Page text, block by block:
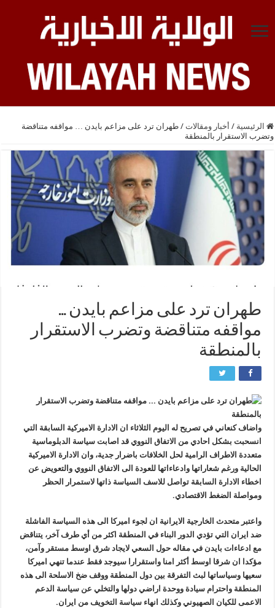
الرئيسية / أخبار ومقالات / طهران ترد على مزاعم بايدن … مواقفه متناقضة
وتضرب الاستقرار بالمنطقة
طهران ترد على مزاعم بايدن …
مواقفه متناقضة وتضرب الاستقرار
بالمنطقة
واضاف كنعاني في تصريح له اليوم الثلاثاء ان الادارة الاميركية السابقة التي
انسحبت بشكل احادي من الاتفاق النووي قد اصابت سياسة الدبلوماسية
متعددة الاطراف الرامية لحل الخلافات باضرار جدية، وان الادارة الاميركية
الحالية ورغم شعاراتها وادعاءاتها للعودة الى الاتفاق النووي والتعويض عن
اخطاء الادارة السابقة تواصل للاسف السياسة ذاتها لاستمرار الحظر
ومواصلة الضغط الاقتصادي.
واعتبر متحدث الخارجية الايرانية ان لجوء اميركا الى هذه السياسة الفاشلة
ضد ايران التي تؤدي الدور البناء في المنطقة اكثر من أي طرف آخر، يتناقض
مع ادعاءات بايدن في مقاله حول السعي لايجاد شرق اوسط مستقر وآمن،
مؤكدا ان شرقا اوسط أكثر امنا واستقرارا سيوجد فقط عندما تنهي اميركا
سعيها وسياساتها لبث التفرقة بين دول المنطقة ووقف ضخ الاسلحة الى هذه
المنطقة واحترام سيادة ووحدة اراضي دولها والتخلي عن سياسة الدعم
الاعمى للكيان الصهيوني وكذلك انهاء سياسة التخويف من ايران.